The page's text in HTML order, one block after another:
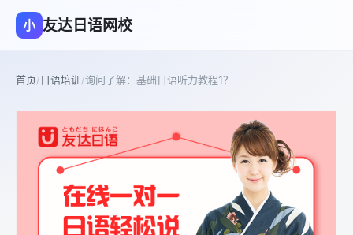
小 友达日语网校
首页/日语培训/询问了解：基础日语听力教程1？